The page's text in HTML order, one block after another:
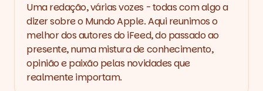
Uma redação, várias vozes - todas com algo a
dizer sobre o Mundo Apple. Aqui reunimos o
melhor dos autores do iFeed, do passado ao
presente, numa mistura de conhecimento,
opinião e paixão pelas novidades que
realmente importam.